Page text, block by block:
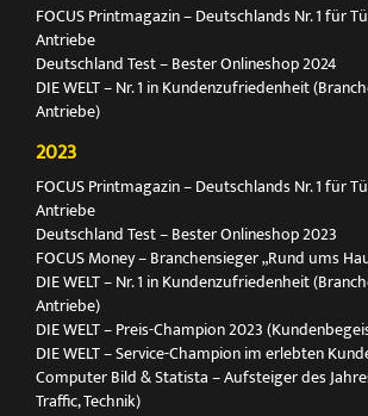
FOCUS Printmagazin – Deutschlands Nr. 1 für
Antriebe
Deutschland Test – Bester Onlineshop 2024
DIE WELT – Nr. 1 in Kundenzufriedenheit
Antriebe)
2023
FOCUS Printmagazin – Deutschlands Nr. 1 für
Antriebe
Deutschland Test – Bester Onlineshop 2023
FOCUS Money – Branchensieger „Rund ums
DIE WELT – Nr. 1 in Kundenzufriedenheit
Antriebe)
DIE WELT – Preis-Champion 2023
DIE WELT – Service-Champion im erlebten
Computer Bild & Statista – Aufsteiger des
Traffic, Technik)